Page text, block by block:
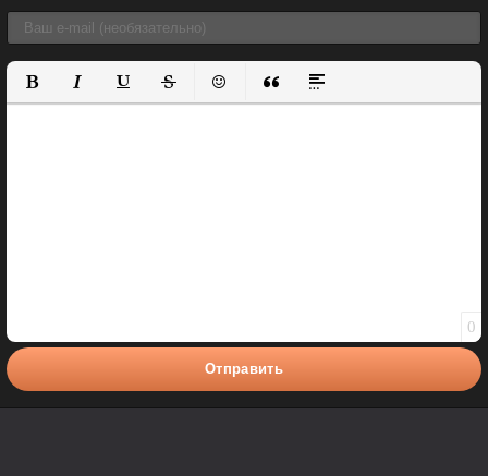
Полужирный
КурсивПодчеркнутый
ЗачеркнутыйВставить смайлик
Вставка цитаты
Вставка спойлера
0
Отправить